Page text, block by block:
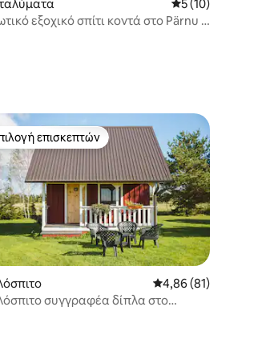
Μέση βαθμολογία:
5 (10)
εξοχικό σπίτι κοντά στο Pärnu &
4,83 στα 5, 111 κριτικές
επισκεπτών
επισκεπτών
Μέση βαθμολογία:
4,86 (81)
συγγραφέα δίπλα στο